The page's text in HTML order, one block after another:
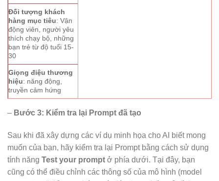
Đối tượng khách
hàng mục tiêu: Vận
động viên, người yêu
thích chạy bộ, những
bạn trẻ từ độ tuổi 15-
30
Giọng điệu thương
hiệu: năng động,
truyền cảm hứng
– Bước 3: Kiểm tra lại Prompt đã tạo
Sau khi đã xây dựng các ví dụ minh họa cho AI biết mong
muốn của bạn, hãy kiểm tra lại Prompt bằng cách sử dụng
tính năng Test your prompt ở phía dưới. Tại đây, bạn
cũng có thể điều chỉnh các thông số của mô hình (model